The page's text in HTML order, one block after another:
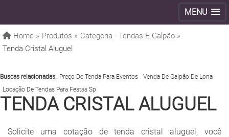
MENU
Home » Produtos » Categoria - Tendas E Galpão »
Tenda Cristal Aluguel
Buscas relacionadas: Preço De Tenda Para Eventos
Venda De Galpão De Lona
Locação De Tendas Para Festas Sp
TENDA CRISTAL ALUGUEL
Solicite uma cotação de tenda cristal aluguel, você